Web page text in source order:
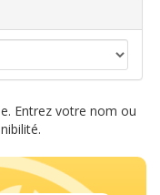
Entrez votre nom ou